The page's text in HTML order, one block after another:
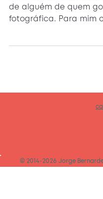
de alguém de quem
fotográfica. Para mim
© 2014-2026 Jorge